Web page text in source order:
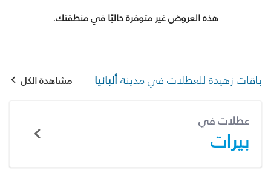
هذه العروض غير متوفرة حاليًا في منطقتك.
باقات زهيدة للعطلات في مدينةألبانيا مشاهدة الكل
عطلات في
بيرات